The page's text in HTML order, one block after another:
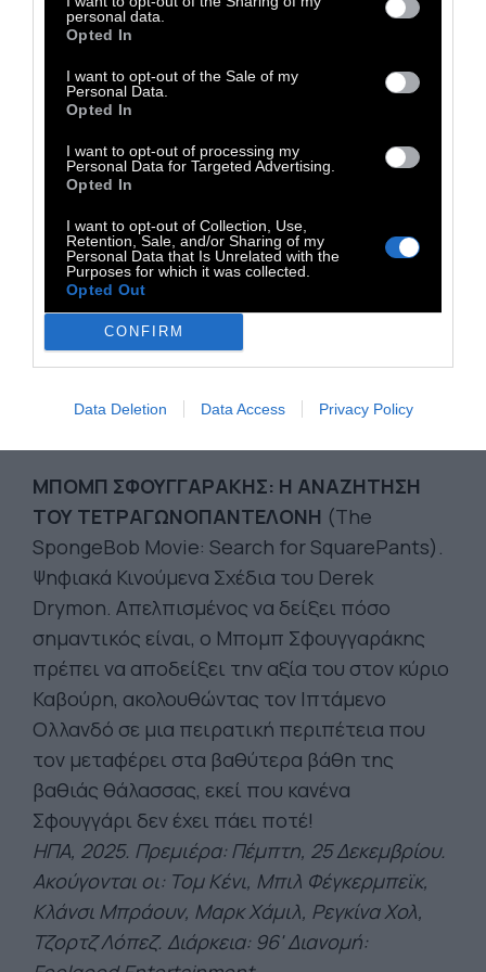
personal data.
Opted In
I want to opt-out of the Sale of my
Personal Data.
Opted In
I want to opt-out of processing my
Personal Data for Targeted Advertising.
Opted In
I want to opt-out of Collection, Use,
Retention, Sale, and/or Sharing of my
Personal Data that Is Unrelated with the
Purposes for which it was collected.
Opted Out
CONFIRM
Data Deletion Data Access Privacy Policy
Ελλάδα, 2025. Πρεμιέρα: Πέμπτη, 25
Δεκεμβρίου. Παίζουν: Έλλη
ιμενίδης , Παύλος Ορκόπουλος
, Γιώργος
Γεροντιδάκης, Γιούλη Τσαγκαράκη, Ελένη
Διάρκεια: 92' Διανομή:IconicFilms
ΜΠΟΜΠ ΣΦΟΥΓΓΑΡΑΚΗΣ: Η ΑΝΑΖΗΤΗΣΗ
ΤΟΥ ΤΕΤΡΑΓΩΝΟΠΑΝΤΕΛΟΝΗ (The
SpongeBob Movie: Search for SquarePants).
Ψηφιακά Κινούμενα Σχέδια του Derek
Drymon. Απελπισμένος να δείξει πόσο
σημαντικός είναι, ο Μπομπ Σφουγγαράκης
πρέπει να αποδείξει την αξία του στον κύριο
Καβούρη, ακολουθώντας τον Ιπτάμενο
Ολλανδό σε μια πειρατική περιπέτεια που
τον μεταφέρει στα βαθύτερα βάθη της
βαθιάς θάλασσας, εκεί που κανένα
Σφουγγάρι δεν έχει πάει ποτέ!
ΗΠΑ, 2025. Πρεμιέρα: Πέμπτη, 25 Δεκεμβρίου.
Ακούγονται οι: Τομ Κένι, Μπιλ Φέγκερμπεϊκ,
Κλάνσι Μπράουν, Μαρκ Χάμιλ, Ρεγκίνα Χολ,
ΤζορτζΛόπεζ. Διάρκεια: 96' Διανομή: